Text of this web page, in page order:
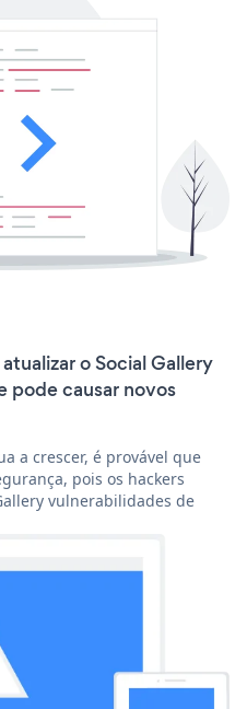
o Social Gallery
pode causar novos
a crescer, é provável que
pois os hackers
vulnerabilidades de